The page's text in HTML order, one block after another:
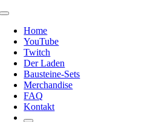
Zum
springen
Toggle
NavigationHome
YouTube
Twitch
Der Laden
Bausteine-Sets
Merchandise
FAQ
Kontakt